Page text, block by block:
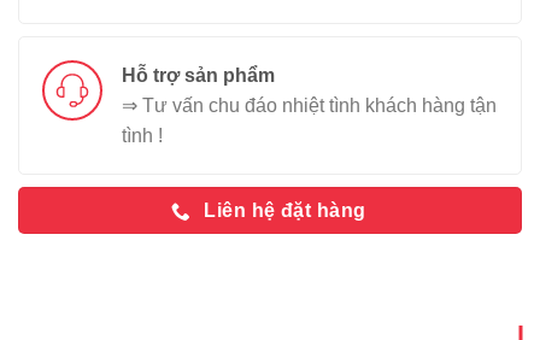
Hỗ trợ sản phẩm
⇒ Tư vấn chu đáo nhiệt tình khách hàng tận
tình !
Liên hệ đặt hàng